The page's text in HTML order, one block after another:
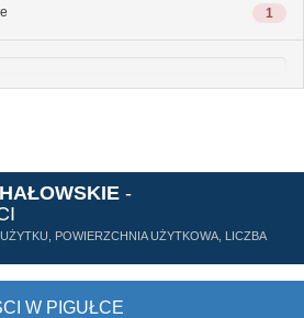
1
-
POWIERZCHNIA UŻYTKOWA, LICZBA
W PIGUŁCE